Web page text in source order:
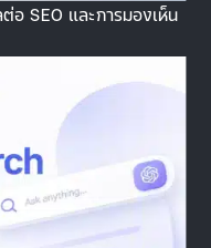
อ SEO และการมองเห็น